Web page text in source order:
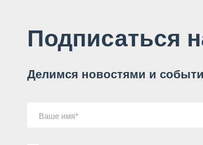
Подписаться
Делимся новостями и
Ваше имя